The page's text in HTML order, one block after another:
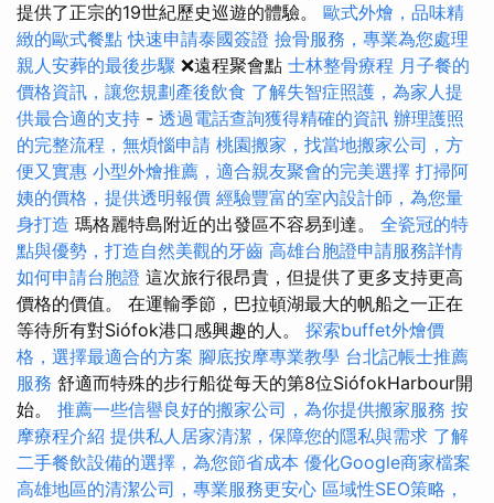
提供了正宗的19世紀歷史巡遊的體驗。 歐式外燴，品味精
緻的歐式餐點 快速申請泰國簽證 撿骨服務，專業為您處理
親人安葬的最後步驟 ❌遠程聚會點 士林整骨療程 月子餐的
價格資訊，讓您規劃產後飲食 了解失智症照護，為家人提
供最合適的支持 - 透過電話查詢獲得精確的資訊 辦理護照
的完整流程，無煩惱申請 桃園搬家，找當地搬家公司，方
便又實惠 小型外燴推薦，適合親友聚會的完美選擇 打掃阿
姨的價格，提供透明報價 經驗豐富的室內設計師，為您量
身打造 瑪格麗特島附近的出發區不容易到達。 全瓷冠的特
點與優勢，打造自然美觀的牙齒 高雄台胞證申請服務詳情
如何申請台胞證 這次旅行很昂貴，但提供了更多支持更高
價格的價值。 在運輸季節，巴拉頓湖最大的帆船之一正在
等待所有對Siófok港口感興趣的人。 探索buffet外燴價
格，選擇最適合的方案 腳底按摩專業教學 台北記帳士推薦
服務 舒適而特殊的步行船從每天的第8位SiófokHarbour開
始。 推薦一些信譽良好的搬家公司，為你提供搬家服務 按
摩療程介紹 提供私人居家清潔，保障您的隱私與需求 了解
二手餐飲設備的選擇，為您節省成本 優化Google商家檔案
高雄地區的清潔公司，專業服務更安心 區域性SEO策略，